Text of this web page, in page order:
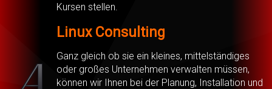
Kursen stellen.
Linux Consulting
Ganz gleich ob sie ein kleines, mittelständiges
oder großes Unternehmen verwalten müssen,
können wir Ihnen bei der Planung, Installation und